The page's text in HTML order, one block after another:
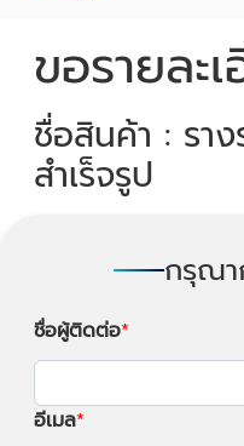
ขอรายละ
ชื่อสินค้า : รา
สำเร็จรูป
กรุณา
ชื่อผู้ติดต่อ
อีเมล